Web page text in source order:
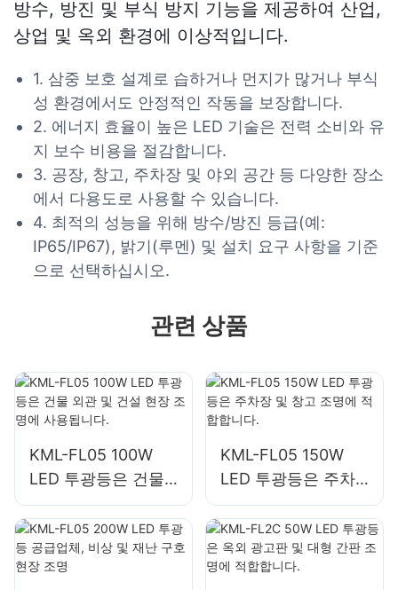
방수, 방진 및 부식 방지 기능을 제공하여 산업,
상업 및 옥외 환경에 이상적입니다.
1. 삼중 보호 설계로 습하거나 먼지가 많거나 부식
성 환경에서도 안정적인 작동을 보장합니다.
2. 에너지 효율이 높은 LED 기술은 전력 소비와 유
지 보수 비용을 절감합니다.
3. 공장, 창고, 주차장 및 야외 공간 등 다양한 장소
에서 다용도로 사용할 수 있습니다.
4. 최적의 성능을 위해 방수/방진 등급(예:
IP65/IP67), 밝기(루멘) 및 설치 요구 사항을 기준
으로 선택하십시오.
관련 상품
KML-FL05 100W
LED 투광등은 건물
외관 및 건설 현장 조
명에 사용됩니다.
KML-FL05 150W
LED 투광등은 주차
장 및 창고 조명에 적
합합니다.